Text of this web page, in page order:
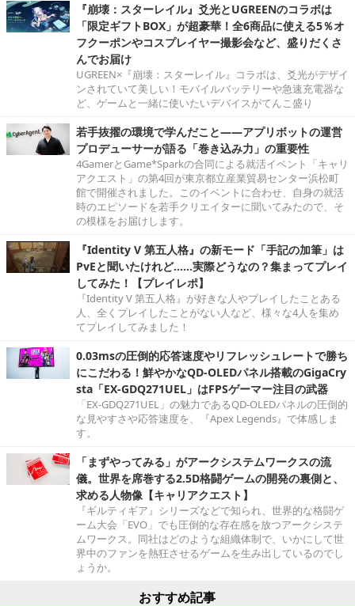
『崩壊：スターレイル』爻光とUGREENのコラボは
「限定ギフトBOX」が超豪華！全6商品に使える5％オ
フクーポンやコスプレイヤー撮影会など、盛りだくさ
んでお届け
UGREEN×『崩壊：スターレイル』コラボは、爻光がデザイ
ンされていて美しい！モバイルバッテリーや急速充電器な
ど、ゲームと一緒に使いたいデバイスがてんこ盛り
若手抜擢の環境で学んだこと――アプリボットの運営
プロデューサーが語る「巻き込み力」の重要性
4GamerとGame*Sparkの合同による就活イベント「キャリ
アクエスト」の第4回が東京都立産業貿易センター浜松町
館で開催されました。このイベントに合わせ、自身の就活
時のエピソードを若手クリエイターに聞いてみたので、そ
の模様をお届けします。
『Identity V 第五人格』の新モード「手記の加筆」は
PvEと聞いたけれど……実際どうなの？集まってプレイ
してみた！【プレイレポ】
『Identity V 第五人格』が好きな人やプレイしたことある
人、全くプレイしたことがない人など、様々な4人を集め
てプレイしてみました！
0.03msの圧倒的応答速度やリフレッシュレートで勝ち
にこだわる！鮮やかなQD-OLEDパネル搭載のGigaCry
sta「EX-GDQ271UEL」はFPSゲーマー注目の武器
「EX-GDQ271UEL」の魅力であるQD-OLEDパネルの圧倒的
な見やすさや応答速度を、『Apex Legends』で体感しま
す。
「まずやってみる」がアークシステムワークスの流
儀。世界を席巻する2.5D格闘ゲームの開発の裏側と、
求める人物像【キャリアクエスト】
『ギルティギア』シリーズなどで知られ、世界的な格闘ゲ
ーム大会「EVO」でも圧倒的な存在感を放つアークシステ
ムワークス。同社はどのような組織体制で、いかにして世
界中のファンを熱狂させるゲームを生み出しているのでし
ょうか。
おすすめ記事